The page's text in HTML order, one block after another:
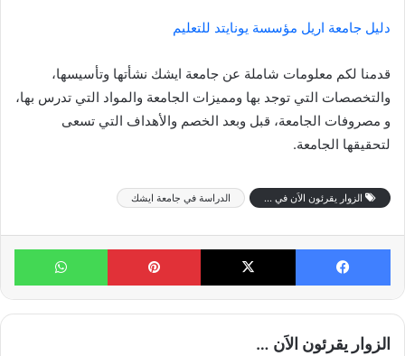
دليل جامعة اريل مؤسسة يونايتد للتعليم
قدمنا لكم معلومات شاملة عن جامعة ايشك نشأتها وتأسيسها،
والتخصصات التي توجد بها ومميزات الجامعة والمواد التي تدرس بها،
و مصروفات الجامعة، قبل وبعد الخصم والأهداف التي تسعى
لتحقيقها الجامعة.
الزوار يقرئون الاَن في ... الدراسة في جامعة ايشك
فيسبوك X بينتيريست
الزوار يقرئون الاَن …